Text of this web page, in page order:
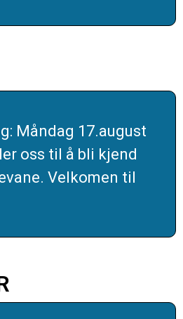
Måndag 17.august
oss til å bli kjend
Velkomen til